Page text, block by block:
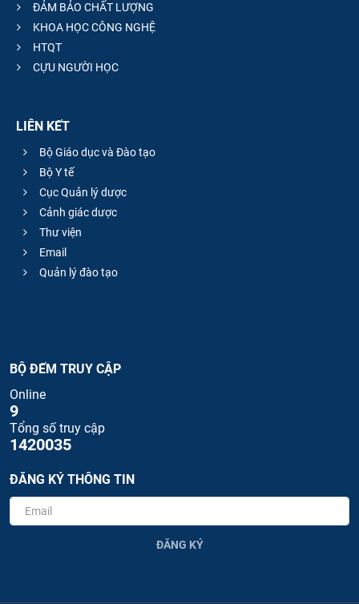
ĐẢM BẢO CHẤT LƯỢNG
KHOA HỌC CÔNG NGHỆ
HTQT
CỰU NGƯỜI HỌC
LIÊN KẾT
Bộ Giáo dục và Đào tạo
Bộ Y tế
Cục Quản lý dược
Cảnh giác dược
Thư viện
Email
Quản lý đào tạo
BỘ ĐẾM TRUY CẬP
Online
9
Tổng số truy cập
1420035
ĐĂNG KÝ THÔNG TIN
ĐĂNG KÝ